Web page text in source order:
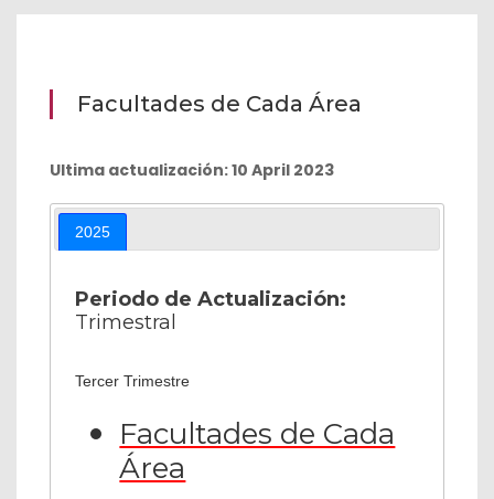
Facultades de Cada Área
Ultima actualización: 10 April 2023
2025
Periodo de Actualización:
Trimestral
Tercer Trimestre
Facultades de Cada
Área